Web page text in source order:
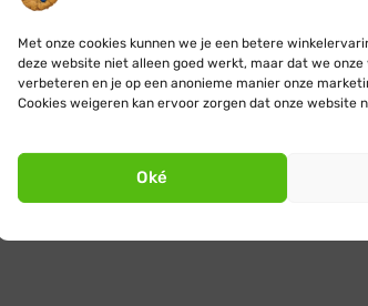
Met onze cookies kunnen we je een betere
deze website niet alleen goed werkt, maar dat we
verbeteren en je op een anonieme manier onze
Cookies weigeren kan ervoor zorgen dat onze website
Oké